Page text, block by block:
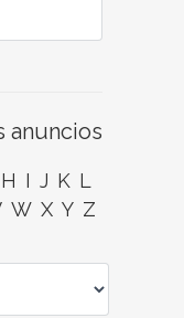
avanzada
anuncios
H I J K L
W X Y Z